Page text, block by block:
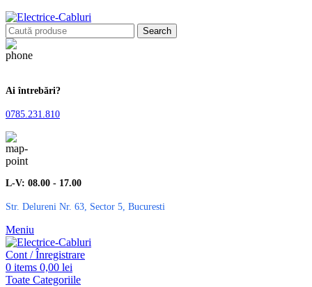
Search
Ai întrebări?
0785.231.810
L-V: 08.00 - 17.00
Str. Delureni Nr. 63, Sector 5, Bucuresti
Meniu
Cont / Înregistrare
0 items 0,00 lei
Toate Categoriile